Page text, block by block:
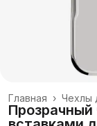
Чехлы
Главная ›
Прозрачный